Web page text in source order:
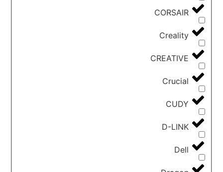
CORSAIR
Creality
CREATIVE
Crucial
CUDY
D-LINK
Dell